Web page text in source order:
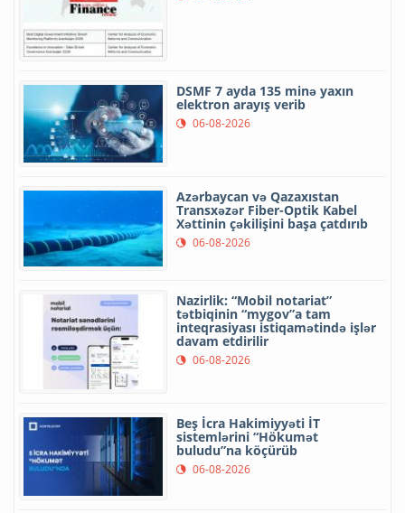
DSMF 7 ayda 135 minə yaxın
elektron arayış verib
06-08-2026
Azərbaycan və Qazaxıstan
Transxəzər Fiber-Optik Kabel
Xəttinin çəkilişini başa çatdırıb
06-08-2026
Nazirlik: “Mobil notariat”
tətbiqinin “mygov”a tam
inteqrasiyası istiqamətində işlər
davam etdirilir
06-08-2026
Beş İcra Hakimiyyəti İT
sistemlərini “Hökumət
buludu”na köçürüb
06-08-2026